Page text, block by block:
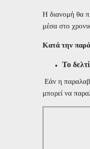
Η διανομή θα
μέσα στο
Κατά την
Το
Εάν η
μπορεί να